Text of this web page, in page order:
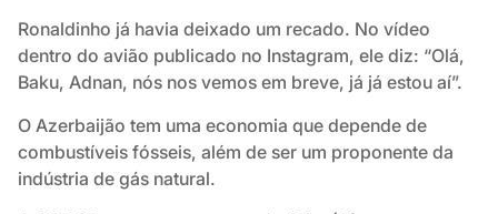
Ronaldinho já havia deixado um recado. No vídeo
dentro do avião publicado no Instagram, ele diz: “Olá,
Baku, Adnan, nós nos vemos em breve, já já estou aí”.
O Azerbaijão tem uma economia que depende de
combustíveis fósseis, além de ser um proponente da
indústria de gás natural.